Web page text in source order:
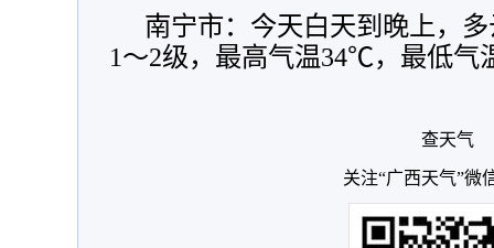
南宁市：今天白天到晚上，
1～2级，最高气温34℃，最低气
查天气
关注“广西天气”微